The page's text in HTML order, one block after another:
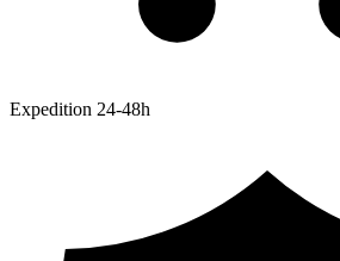
Expedition 24-48h